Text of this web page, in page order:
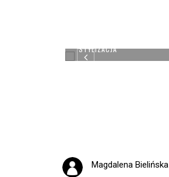
STYLIZACJA
Magdalena Bielińska